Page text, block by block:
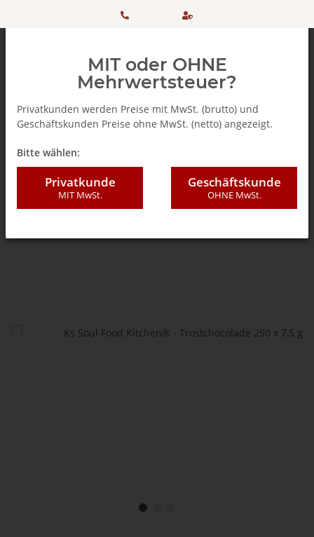
+ 49
506 98
einkaufen
SSL
MIT oder OHNE
Mehrwertsteuer?
Privatkunden werden Preise mit MwSt. (brutto) und
Geschäftskunden Preise ohne MwSt. (netto) angezeigt.
Bitte wählen:
Privatkunde
MIT MwSt.
Geschäftskunde
OHNE MwSt.